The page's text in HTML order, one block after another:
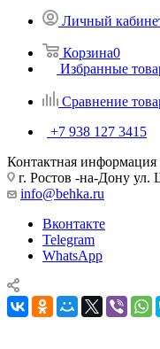
Личный
Корзина0
Избранные
Сравнение
+7 938 127 3415
Контактная информация
г. Ростов -на-Дону ул.
info@behka.ru
Вконтакте
Telegram
WhatsApp